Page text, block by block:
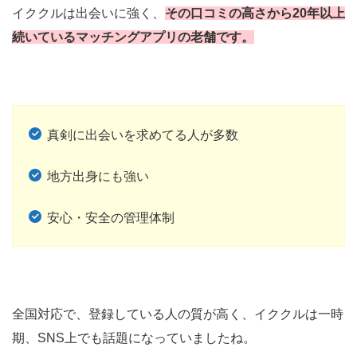
イククルは出会いに強く、 その口コミの高さから20年以上
続いているマッチングアプリの老舗です。
真剣に出会いを求めてる人が多数
地方出身にも強い
安心・安全の管理体制
全国対応で、登録している人の質が高く、イククルは一時
期、SNS上でも話題になっていましたね。